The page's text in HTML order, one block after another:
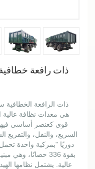
هي معدات نظافة عالية
قوي كعنصر أساسي
السريع، والنقل، والتفريغ
دوريًا "بمركبة واحدة
بقوة 336 حصانًا،
عالية. يشتمل نظامها